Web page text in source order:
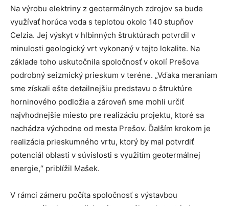
Na výrobu elektriny z geotermálnych zdrojov sa bude
využívať horúca voda s teplotou okolo 140 stupňov
Celzia. Jej výskyt v hlbinných štruktúrach potvrdil v
minulosti geologický vrt vykonaný v tejto lokalite. Na
základe toho uskutočnila spoločnosť v okolí Prešova
podrobný seizmický prieskum v teréne. „Vďaka meraniam
sme získali ešte detailnejšiu predstavu o štruktúre
horninového podložia a zároveň sme mohli určiť
najvhodnejšie miesto pre realizáciu projektu, ktoré sa
nachádza východne od mesta Prešov. Ďalším krokom je
realizácia prieskumného vrtu, ktorý by mal potvrdiť
potenciál oblasti v súvislosti s využitím geotermálnej
energie,“ priblížil Mašek.
V rámci zámeru počíta spoločnosť s výstavbou